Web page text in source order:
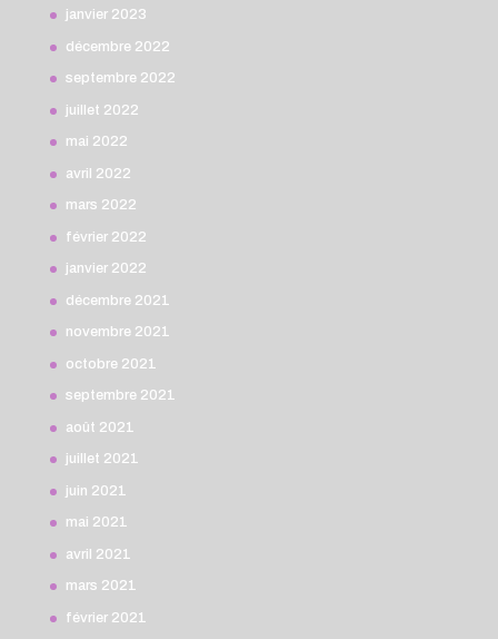
janvier 2023
décembre 2022
septembre 2022
juillet 2022
mai 2022
avril 2022
mars 2022
février 2022
janvier 2022
décembre 2021
novembre 2021
octobre 2021
septembre 2021
août 2021
juillet 2021
juin 2021
mai 2021
avril 2021
mars 2021
février 2021